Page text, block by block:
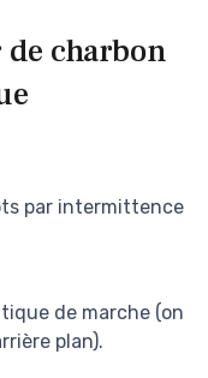
de charbon
par intermittence
de marche (on
plan).